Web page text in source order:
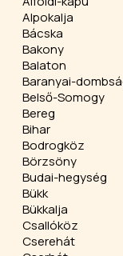
Alpokalja
Bácska
Bakony
Balaton
Baranyai-
Belső-Somogy
Bereg
Bihar
Bodrogköz
Börzsöny
Budai-hegység
Bükk
Bükkalja
Csallóköz
Cserehát